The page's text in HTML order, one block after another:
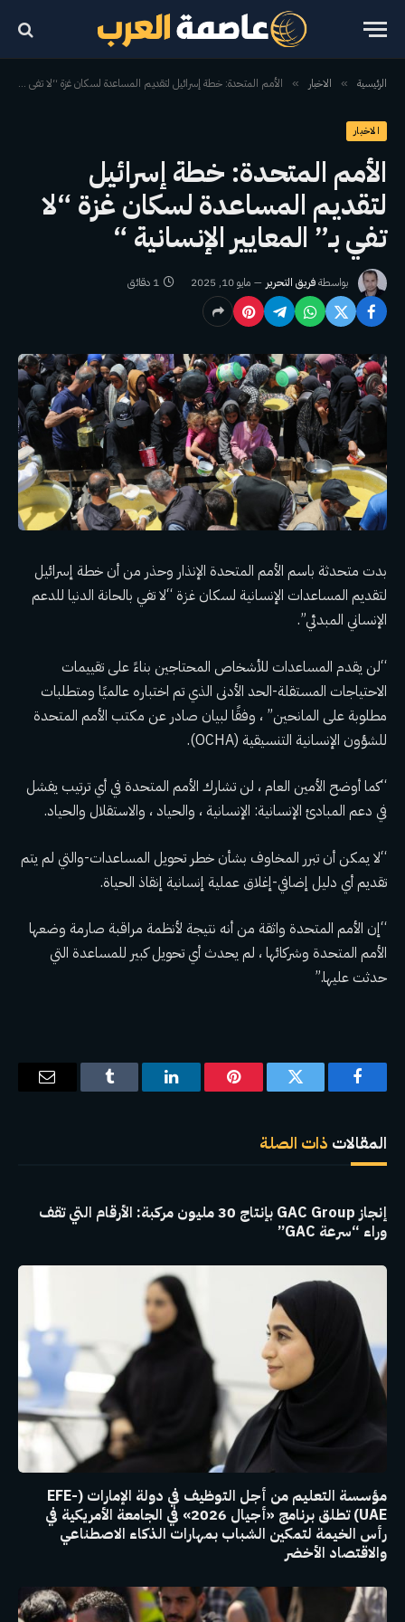
الرئيسية » الاخبار » الأمم المتحدة: خطة إسرائيل لتقديم المساعدة لسكان غزة “لا تفي بـ” المعايير الإنسانية “
الاخبار
الأمم المتحدة: خطة إسرائيل
لتقديم المساعدة لسكان غزة “لا
تفي بـ” المعايير الإنسانية “
بواسطةفريق التحرير مايو 10, 2025 1 دقائق
بدت متحدثة باسم الأمم المتحدة الإنذار وحذر من أن خطة إسرائيل
لتقديم المساعدات الإنسانية لسكان غزة “لا تفي بالحانة الدنيا للدعم
الإنساني المبدئي”.
“لن يقدم المساعدات للأشخاص المحتاجين بناءً على تقييمات
الاحتياجات المستقلة-الحد الأدنى الذي تم اختباره عالميًا ومتطلبات
مطلوبة على المانحين” ، وفقًا لبيان صادر عن مكتب الأمم المتحدة
للشؤون الإنسانية التنسيقية (OCHA).
“كما أوضح الأمين العام ، لن تشارك الأمم المتحدة في أي ترتيب يفشل
في دعم المبادئ الإنسانية: الإنسانية ، والحياد ، والاستقلال والحياد.
“لا يمكن أن تبرر المخاوف بشأن خطر تحويل المساعدات-والتي لم يتم
تقديم أي دليل إضافي-إغلاق عملية إنسانية إنقاذ الحياة.
“إن الأمم المتحدة واثقة من أنه نتيجة لأنظمة مراقبة صارمة وضعها
الأمم المتحدة وشركائها ، لم يحدث أي تحويل كبير للمساعدة التي
حدثت عليها.”
فيسبوك تويتر بينتيريستلينكدإن Tumblr
البريد
المقالات ذات الصلة
إنجاز GAC Group بإنتاج 30 مليون مركبة: الأرقام التي تقف
وراء “سرعة GAC”
مؤسسة التعليم من أجل التوظيف في دولة الإمارات (EFE-
UAE) تطلق برنامج «أجيال 2026» في الجامعة الأمريكية في
رأس الخيمة لتمكين الشباب بمهارات الذكاء الاصطناعي
والاقتصاد الأخضر